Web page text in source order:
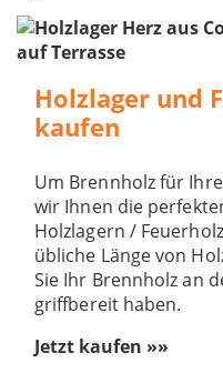
Holzlager und
kaufen
Um Brennholz für
wir Ihnen die
Holzlagern /
übliche Länge von
Sie Ihr Brennholz an
griffbereit haben.
Jetzt kaufen »»